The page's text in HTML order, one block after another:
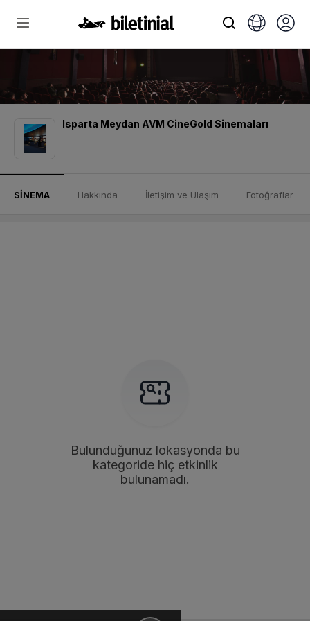
Isparta Meydan AVM CineGold Sinemaları
SİNEMA Hakkında İletişim ve Ulaşım Fotoğraflar
Bulunduğunuz lokasyonda bu
kategoride hiç etkinlik
bulunamadı.